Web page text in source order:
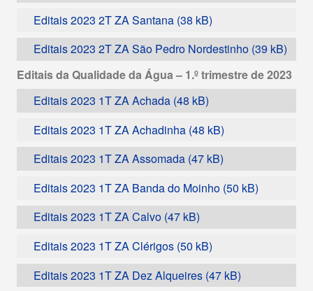
Editais 2023 2T ZA Santana
Editais 2023 2T ZA São Pedro Nordestinho
Editais da Qualidade da Água – 1.º trimestre de 2023
Editais 2023 1T ZA Achada
Editais 2023 1T ZA Achadinha
Editais 2023 1T ZA Assomada
Editais 2023 1T ZA Banda do Moinho
Editais 2023 1T ZA Calvo
Editais 2023 1T ZA Clérigos
Editais 2023 1T ZA Dez Alqueires